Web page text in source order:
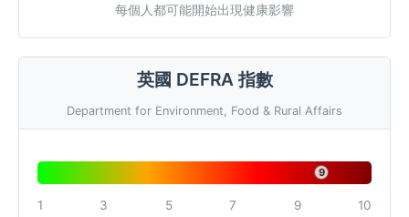
每個人都可能開始出現健康影響
英國 DEFRA 指數
Department for Environment, Food & Rural Affairs
9
1 3 5 7 9 10